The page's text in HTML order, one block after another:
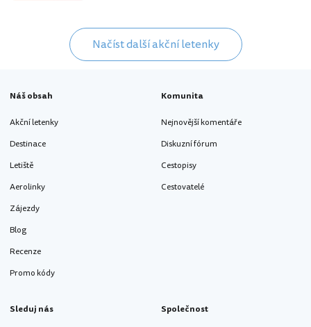
Načíst další akční letenky
Náš obsah
Akční letenky
Destinace
Letiště
Aerolinky
Zájezdy
Blog
Recenze
Promo kódy
Komunita
Nejnovější komentáře
Diskuzní fórum
Cestopisy
Cestovatelé
Sleduj nás Společnost